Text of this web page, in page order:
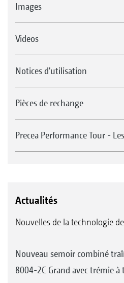
Images
Videos
Notices d'utilisation
Pièces de rechange
Precea Performance Tour -
Actualités
Nouvelles de la technologie
Nouveau semoir combiné
8004-2C Grand avec trémie